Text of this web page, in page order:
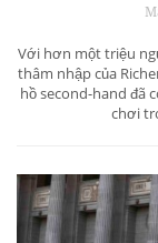
Với hơn một triệu
thâm nhập của
hồ second-hand đã
chơi